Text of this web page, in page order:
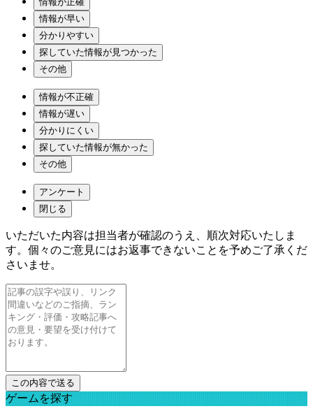
情報が早い
分かりやすい
探していた情報が見つかった
その他
情報が不正確
情報が遅い
分かりにくい
探していた情報が無かった
その他
アンケート
閉じる
いただいた内容は担当者が確認のうえ、順次対応いたしま
す。個々のご意見にはお返事できないことを予めご了承くだ
さいませ。
ゲームを探す